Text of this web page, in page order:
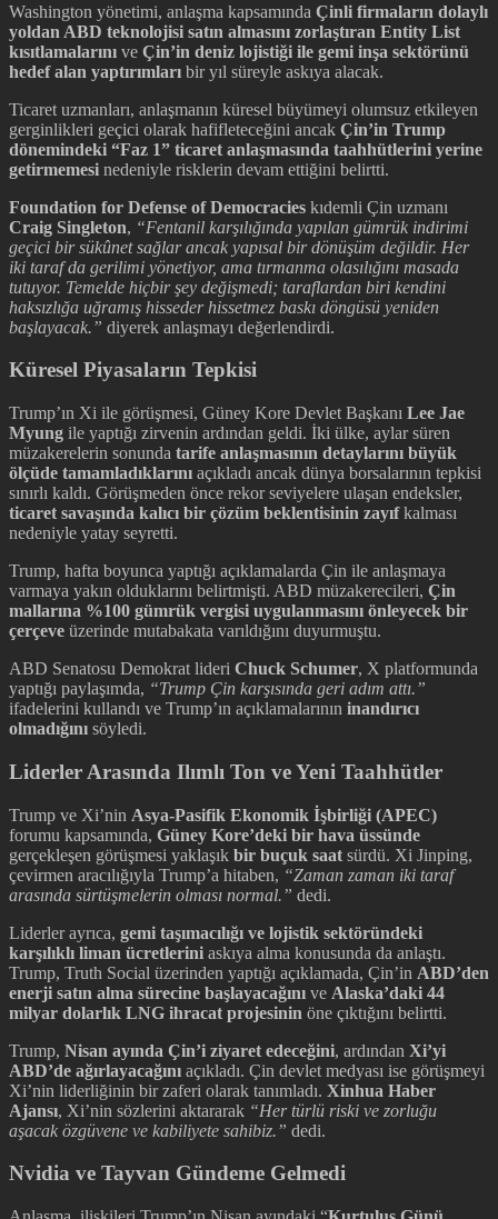
Washington yönetimi, anlaşma kapsamında Çinli firmaların dolaylı
yoldan ABD teknolojisi satın almasını zorlaştıran Entity List
kısıtlamalarını ve Çin’in deniz lojistiği ile gemi inşa sektörünü
hedef alan yaptırımları bir yıl süreyle askıya alacak.
Ticaret uzmanları, anlaşmanın küresel büyümeyi olumsuz etkileyen
gerginlikleri geçici olarak hafifleteceğini ancak Çin’in Trump
dönemindeki “Faz 1” ticaret anlaşmasında taahhütlerini yerine
getirmemesi nedeniyle risklerin devam ettiğini belirtti.
Foundation for Defense of Democracies kıdemli Çin uzmanı
Craig Singleton, “Fentanil karşılığında yapılan gümrük indirimi
geçici bir sükûnet sağlar ancak yapısal bir dönüşüm değildir. Her
iki taraf da gerilimi yönetiyor, ama tırmanma olasılığını masada
tutuyor. Temelde hiçbir şey değişmedi; taraflardan biri kendini
haksızlığa uğramış hisseder hissetmez baskı döngüsü yeniden
başlayacak.” diyerek anlaşmayı değerlendirdi.
Küresel Piyasaların Tepkisi
Trump’ın Xi ile görüşmesi, Güney Kore Devlet Başkanı Lee Jae
Myung ile yaptığı zirvenin ardından geldi. İki ülke, aylar süren
müzakerelerin sonunda tarife anlaşmasının detaylarını büyük
ölçüde tamamladıklarını açıkladı ancak dünya borsalarının tepkisi
sınırlı kaldı. Görüşmeden önce rekor seviyelere ulaşan endeksler,
ticaret savaşında kalıcı bir çözüm beklentisinin zayıfkalması
nedeniyle yatay seyretti.
Trump, hafta boyunca yaptığı açıklamalarda Çin ile anlaşmaya
varmaya yakın olduklarını belirtmişti. ABD müzakerecileri, Çin
mallarına %100 gümrük vergisi uygulanmasını önleyecek bir
çerçeve üzerinde mutabakata varıldığını duyurmuştu.
ABD Senatosu Demokrat lideri Chuck Schumer, X platformunda
yaptığı paylaşımda, “Trump Çin karşısında geri adım attı.”
ifadelerini kullandı ve Trump’ın açıklamalarının inandırıcı
olmadığını söyledi.
Liderler Arasında Ilımlı Ton ve Yeni Taahhütler
Trump ve Xi’nin Asya-Pasifik Ekonomik İşbirliği (APEC)
forumu kapsamında, Güney Kore’deki bir hava üssünde
gerçekleşen görüşmesi yaklaşık bir buçuk saat sürdü. Xi Jinping,
çevirmen aracılığıyla Trump’a hitaben, “Zaman zaman iki taraf
arasında sürtüşmelerin olması normal.” dedi.
Liderler ayrıca, gemi taşımacılığı ve lojistik sektöründeki
karşılıklı liman ücretlerini askıya alma konusunda da anlaştı.
Trump, Truth Social üzerinden yaptığı açıklamada, Çin’in ABD’den
enerji satın alma sürecine başlayacağını ve Alaska’daki 44
milyar dolarlık LNG ihracat projesinin öne çıktığını belirtti.
Trump, Nisan ayında Çin’i ziyaret edeceğini, ardından Xi’yi
ABD’de ağırlayacağını açıkladı. Çin devlet medyası ise görüşmeyi
Xi’nin liderliğinin bir zaferi olarak tanımladı. Xinhua Haber
Ajansı, Xi’nin sözlerini aktararak “Her türlü riski ve zorluğu
aşacak özgüvene ve kabiliyete sahibiz.” dedi.
Nvidia ve Tayvan Gündeme Gelmedi